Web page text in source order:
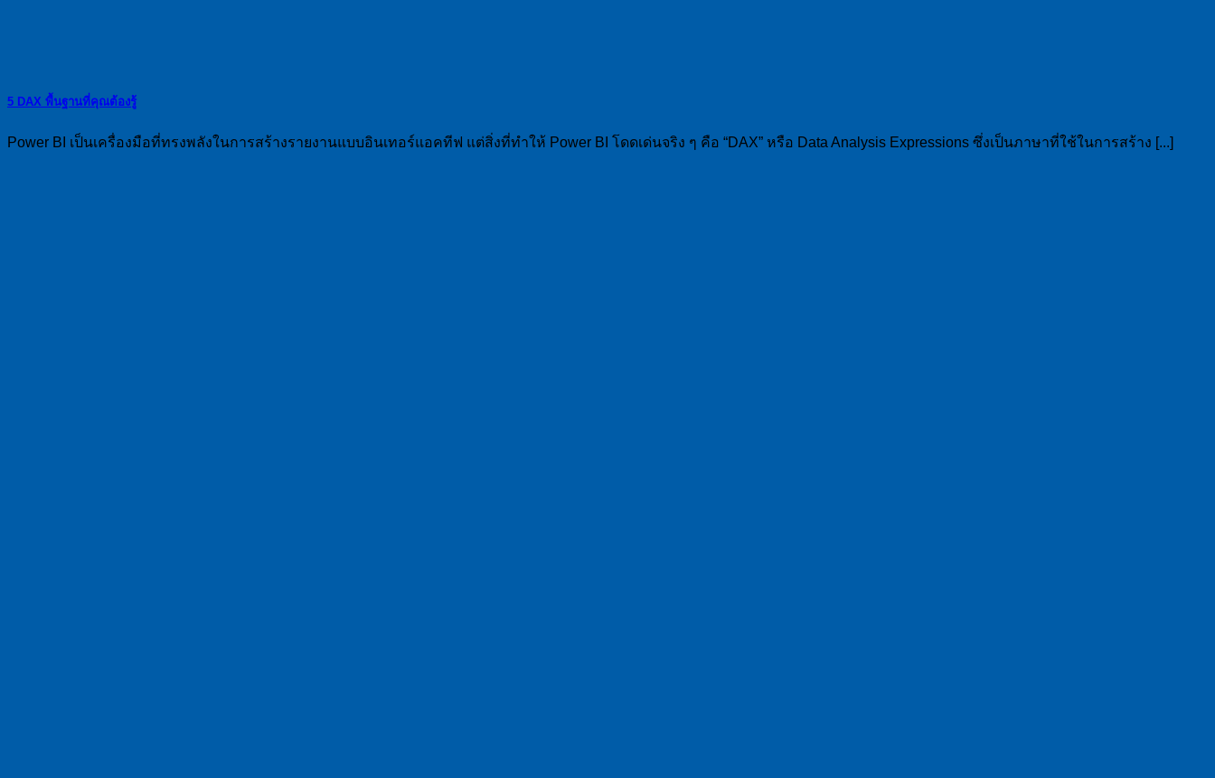
5 DAX พื้นฐานที่คุณต้องรู้
Power BI เป็นเครื่องมือที่ทรงพลังในการสร้างรายงานแบบอินเทอร์แอคทีฟ แต่สิ่งที่ทำให้ Power BI โดดเด่นจริง ๆ คือ “DAX” หรือ Data Analysis Expressions ซึ่งเป็นภาษาที่ใช้ในการสร้าง [...]